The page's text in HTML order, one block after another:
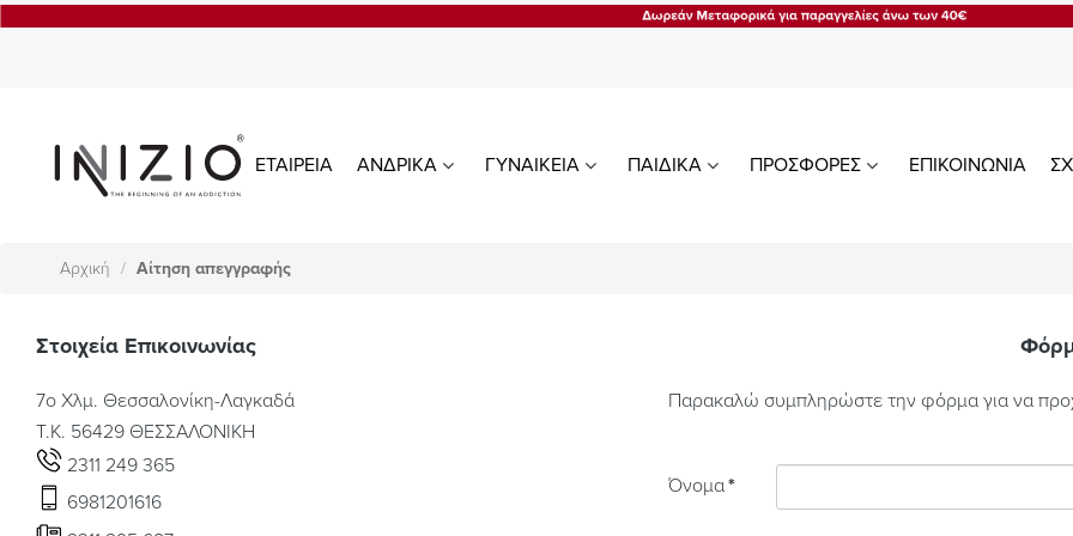
ΕΤΑΙΡΕΙΑ ΑΝΔΡΙΚΑ ΓΥΝΑΙΚΕΙΑ ΠΑΙΔΙΚΑ ΠΡΟΣΦΟΡΕΣ ΕΠΙΚΟΙΝΩΝΙΑ
Αρχική Αίτηση απεγγραφής
Στοιχεία Επικοινωνίας
7ο Χλμ. Θεσσαλονίκη-Λαγκαδά
Τ.Κ. 56429 ΘΕΣΣΑΛΟΝΙΚΗ
2311 249 365
6981201616
Παρακαλώ συμπληρώστε την φόρμα για να
Όνομα*